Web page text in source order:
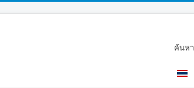
ค้นหา